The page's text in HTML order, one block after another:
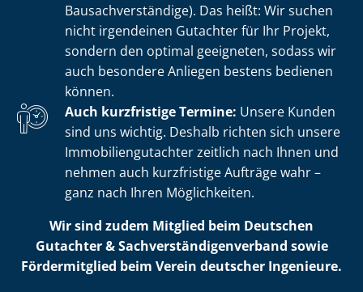
Bau­sach­ver­stän­di­ge). Das heißt: Wir suchen
nicht irgendeinen Gutachter für Ihr Projekt,
sondern den optimal geeigneten, sodass wir
auch besondere Anliegen bestens bedienen
können.
Auch kurzfristige Termine: Unsere Kunden
sind uns wichtig. Deshalb richten sich unsere
Im­mo­bi­li­en­gut­ach­ter zeitlich nach Ihnen und
nehmen auch kurzfristige Aufträge wahr –
ganz nach Ihren Möglichkeiten.
Wir sind zudem Mitglied beim Deutschen
Gutachter & Sach­ver­stän­di­gen­ver­band sowie
Fördermitglied beim Verein deutscher Ingenieure.